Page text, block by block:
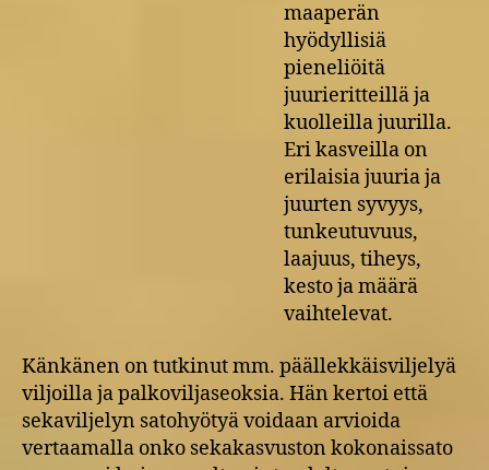
maaperän
hyödyllisiä
pieneliöitä
juurieritteillä ja
kuolleilla juurilla.
Eri kasveilla on
erilaisia juuria ja
juurten syvyys,
tunkeutuvuus,
laajuus, tiheys,
kesto ja määrä
vaihtelevat.
Känkänen on tutkinut mm. päällekkäisviljelyä
viljoilla ja palkoviljaseoksia. Hän kertoi että
sekaviljelyn satohyötyä voidaan arvioida
vertaamalla onko sekakasvuston kokonaissato